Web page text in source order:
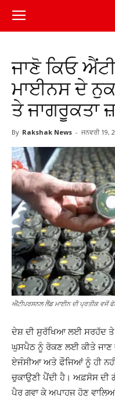
ਜਾਣੋ ਕਿਓ
ਮਾਈਨਸ ਦੇ
ਤੇ ਜਾਗਰੂਕਤਾ
By Rakshak News - ਜਨਵਰੀ 19,
ਐਂਟੀਪਰਸਨਲ ਲੈਂਡ ਮਾਈਨ ਦੀ ਪ੍ਰਤੀਕ ਵਜੋਂ
ਦੇਸ਼ ਦੀ ਸੁਰੱਖਿਆ ਲਈ ਸਰਹੱਦ ਤੇ
ਘੁਸਪੈਠ ਨੂੰ ਰੋਕਣ ਲਈ ਕੀਤੇ ਜਾਣ
ਏਜੰਸੀਆ ਅਤੇ ਫੌਜਿਆਂ ਨੂੰ ਹੀ
ਚੁਕਾਉਣੀ ਪੈਂਦੀ ਹੈ। ਅਫ਼ਸੋਸ
ਪੈਰ ਗਵਾ ਕੇ ਅਪਾਹਜ ਹੋਣ